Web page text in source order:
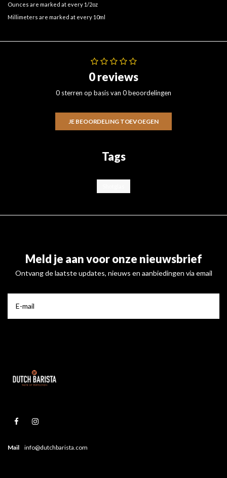
Ounces are marked at every 1/2oz
Millimeters are marked at every 10ml
0 reviews
0 sterren op basis van 0 beoordelingen
JE BEOORDELING TOEVOEGEN
Tags
Meld je aan voor onze nieuwsbrief
Ontvang de laatste updates, nieuws en aanbiedingen via email
Mail info@dutchbarista.com